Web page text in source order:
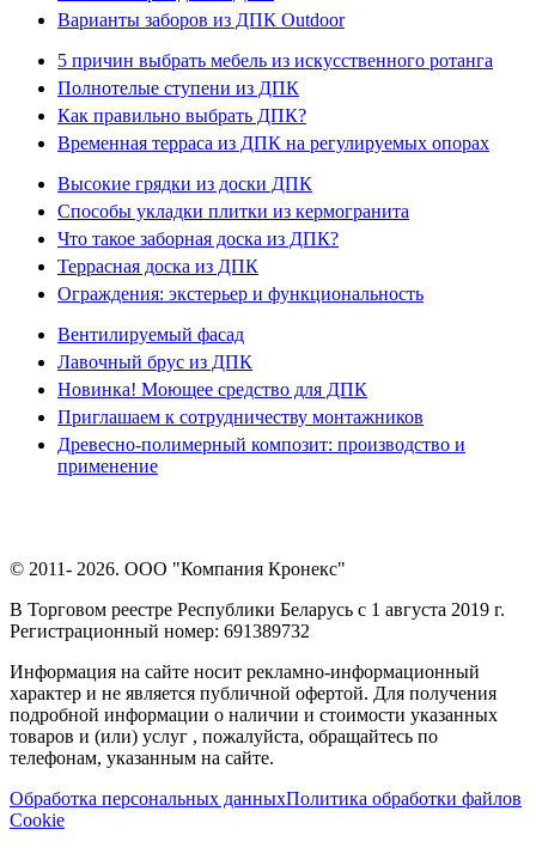
Варианты заборов из ДПК Outdoor
5 причин выбрать мебель из искусственного ротанга
Полнотелые ступени из ДПК
Как правильно выбрать ДПК?
Временная терраса из ДПК на регулируемых опорах
Высокие грядки из доски ДПК
Способы укладки плитки из кермогранита
Что такое заборная доска из ДПК?
Террасная доска из ДПК
Ограждения: экстерьер и функциональность
Вентилируемый фасад
Лавочный брус из ДПК
Новинка! Моющее средство для ДПК
Приглашаем к сотрудничеству монтажников
Древесно-полимерный композит: производство и
применение
© 2011- 2026. ООО "Компания Кронекс"
В Торговом реестре Республики Беларусь с 1 августа 2019 г.
Регистрационный номер: 691389732
Информация на сайте носит рекламно-информационный
характер и не является публичной офертой. Для получения
подробной информации о наличии и стоимости указанных
товаров и (или) услуг , пожалуйста, обращайтесь по
телефонам, указанным на сайте.
Обработка персональных данныхПолитика обработки файлов
Cookie